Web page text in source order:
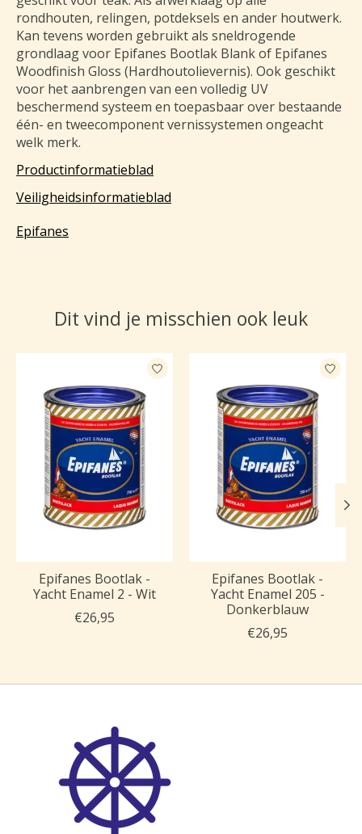
rondhouten, relingen, potdeksels en ander houtwerk.
Kan tevens worden gebruikt als sneldrogende
grondlaag voor Epifanes Bootlak Blank of Epifanes
Woodfinish Gloss (Hardhoutolievernis). Ook geschikt
voor het aanbrengen van een volledig UV
beschermend systeem en toepasbaar over bestaande
één- en tweecomponent vernissystemen ongeacht
welk merk.
Productinformatieblad
Veiligheidsinformatieblad
Epifanes
Dit vind je misschien ook leuk
Items van productcarrousel
Epifanes Bootlak -
Yacht Enamel 2 - Wit
€26,95
Epifanes Bootlak -
Yacht Enamel 205 -
Donkerblauw
€26,95